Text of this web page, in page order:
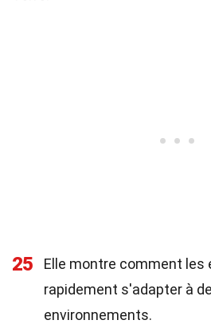
25
Elle montre comment les
rapidement s'adapter à
environnements.